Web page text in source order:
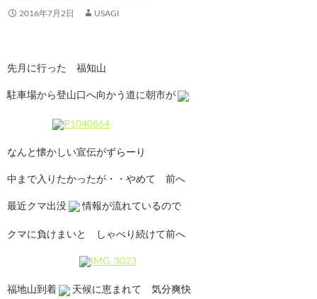
2016年7月2日 USAGI
先月に行った 福知山
駐車場から登山口へ向かう道に朝市が
なんと懐かしい宣伝がずらーり
中まで入りたかったが・・やめて 前へ
最近クマ出没 情報が流れているので
クマに負けまいと しゃべり続けて前へ
福地山到着 天候に恵まれて 気分爽快